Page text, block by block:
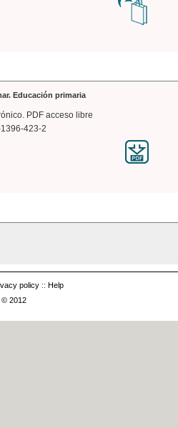
Educación primaria
PDF acceso libre
423-2
policy :: Help
© 2012